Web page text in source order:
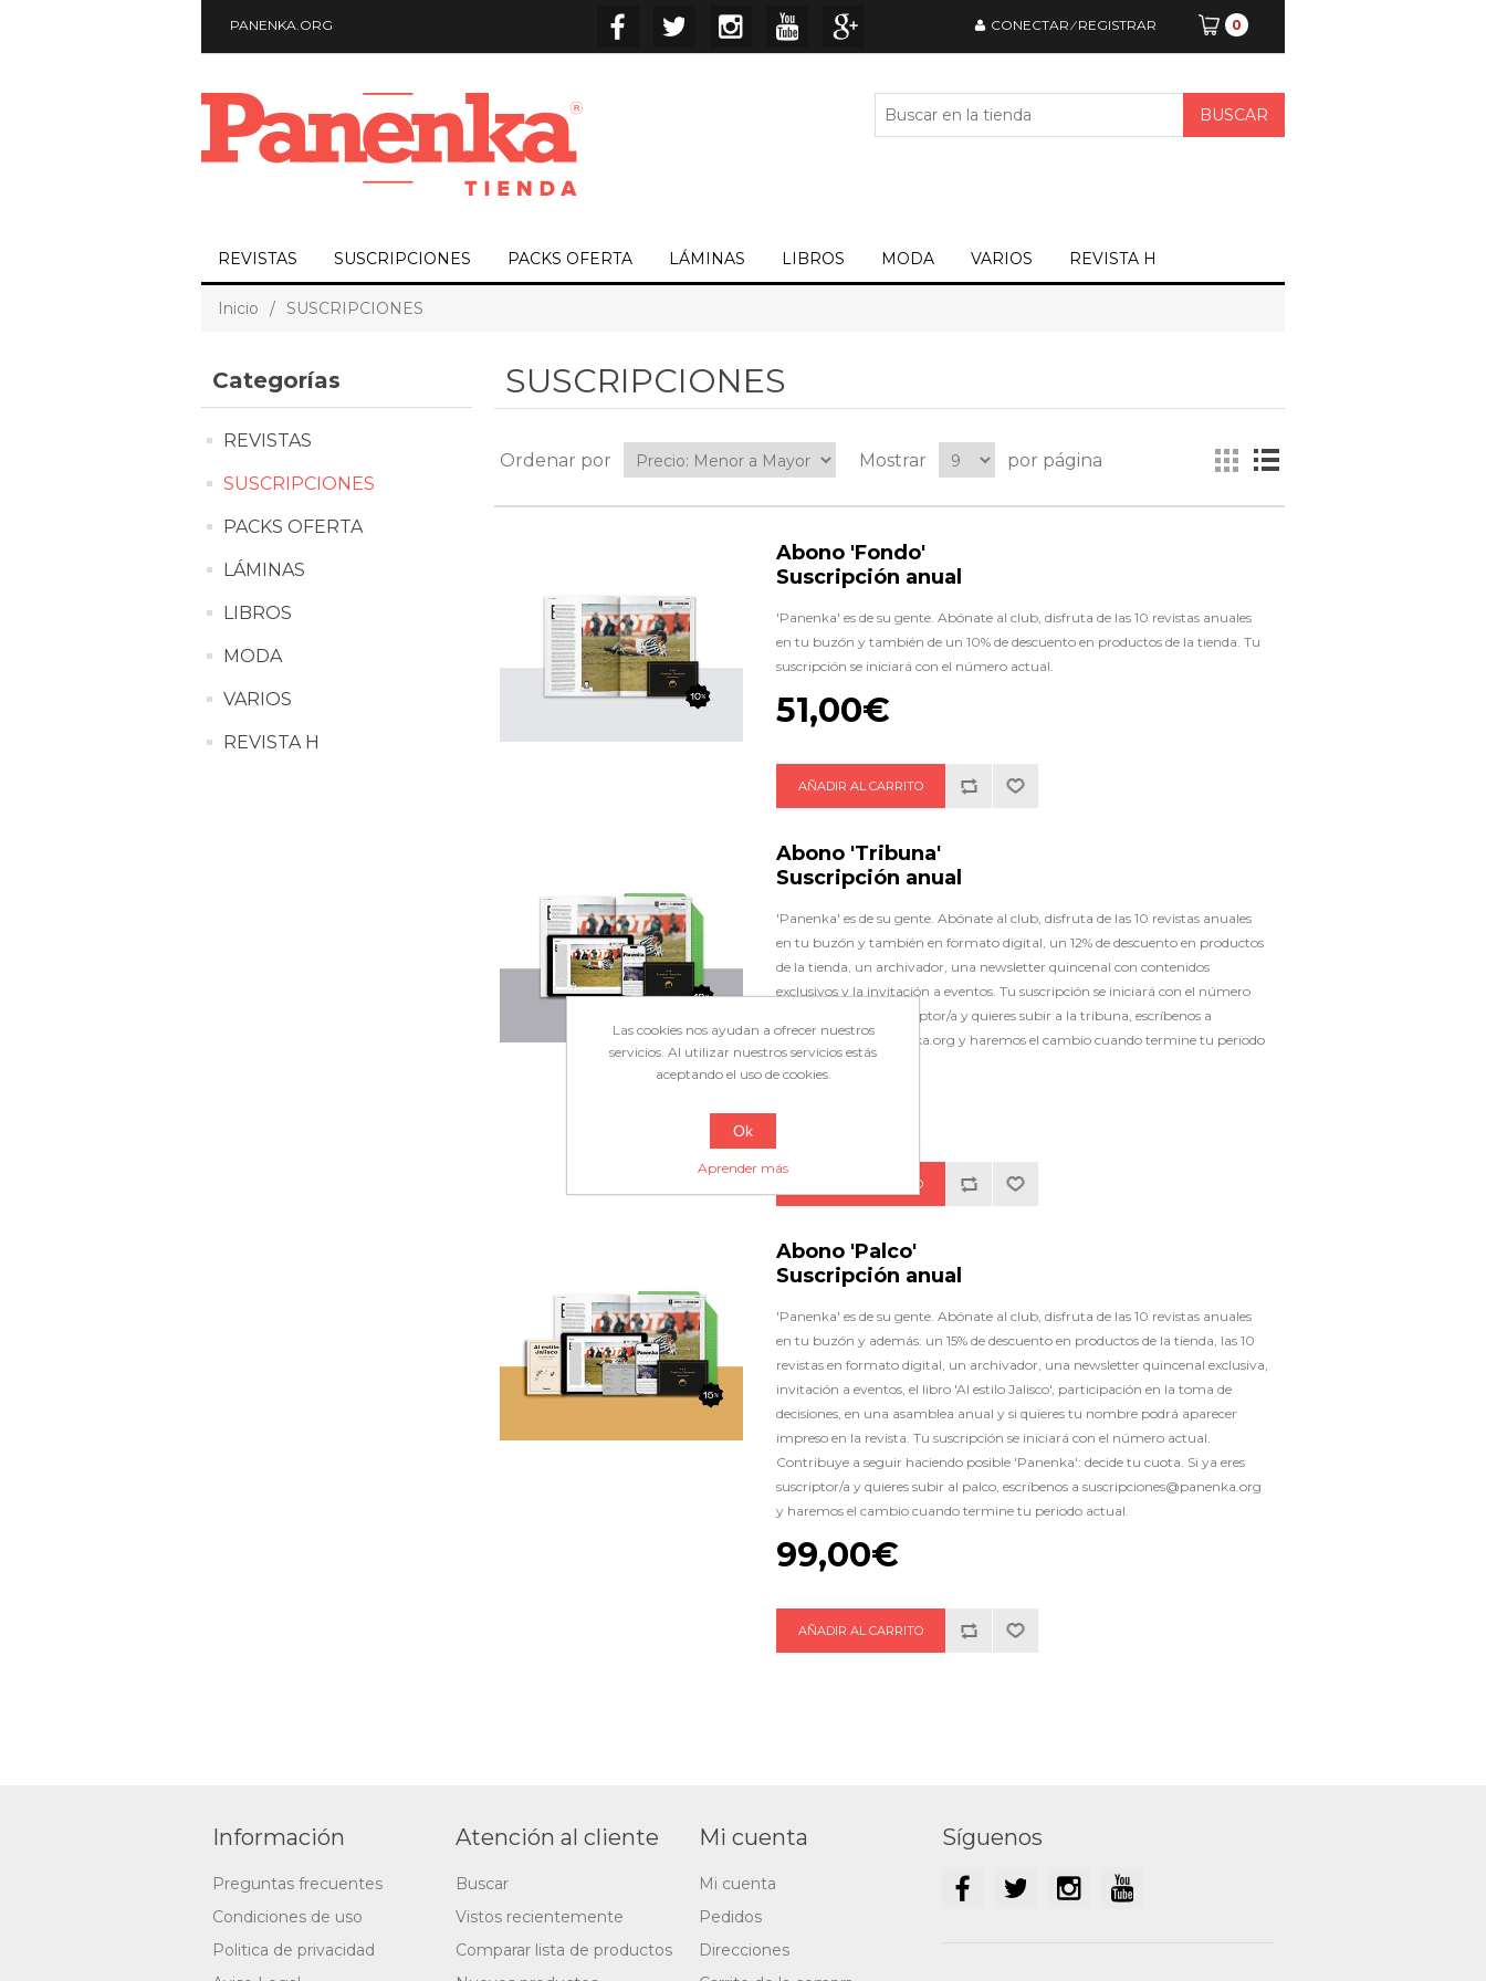
PANENKA.ORG CONECTAR⁄REGISTRAR 0
REVISTAS SUSCRIPCIONES PACKS OFERTA LÁMINAS LIBROS MODA VARIOS REVISTA H
Inicio / SUSCRIPCIONES
Categorías
REVISTAS
SUSCRIPCIONES
PACKS OFERTA
LÁMINAS
LIBROS
MODA
VARIOS
REVISTA H
SUSCRIPCIONES
Ordenar por Mostrar por página
Abono 'Fondo'
Suscripción anual
'Panenka' es de su gente. Abónate al club, disfruta de las 10 revistas anuales
en tu buzón y también de un 10% de descuento en productos de la tienda. Tu
suscripción se iniciará con el número actual.
51,00€
Abono 'Tribuna'
Suscripción anual
'Panenka' es de su gente. Abónate al club, disfruta de las 10 revistas anuales
en tu buzón y también en formato digital, un 12% de descuento en productos
de la tienda, un archivador, una newsletter quincenal con contenidos
exclusivos y la invitación a eventos. Tu suscripción se iniciará con el número
actual. Si ya eres suscriptor/a y quieres subir a la tribuna, escríbenos a
suscripciones@panenka.org y haremos el cambio cuando termine tu periodo
65,00€
Abono 'Palco'
Suscripción anual
'Panenka' es de su gente. Abónate al club, disfruta de las 10 revistas anuales
en tu buzón y además: un 15% de descuento en productos de la tienda, las 10
revistas en formato digital, un archivador, una newsletter quincenal exclusiva,
invitación a eventos, el libro 'Al estilo Jalisco', participación en la toma de
decisiones, en una asamblea anual y si quieres tu nombre podrá aparecer
impreso en la revista. Tu suscripción se iniciará con el número actual.
Contribuye a seguir haciendo posible 'Panenka': decide tu cuota. Si ya eres
suscriptor/a y quieres subir al palco, escríbenos a suscripciones@panenka.org
y haremos el cambio cuando termine tu periodo actual.
99,00€
Información
Preguntas frecuentes
Condiciones de uso
Politica de privacidad
Atención al cliente
Buscar
Vistos recientemente
Comparar lista de productos
Mi cuenta
Mi cuenta
Pedidos
Direcciones
Síguenos
Las cookies nos ayudan a ofrecer nuestros
servicios. Al utilizar nuestros servicios estás
aceptando el uso de cookies.
Ok
Aprender más